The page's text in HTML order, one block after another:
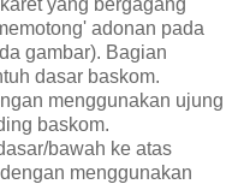
adonan pada
gambar). Bagian
dasar baskom.
menggunakan ujung
baskom.
bawah ke atas
menggunakan